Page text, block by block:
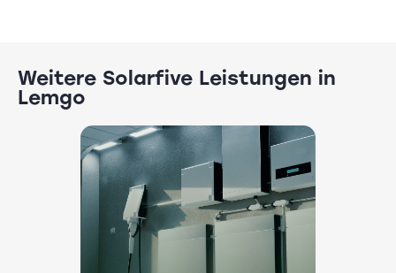
Weitere Solarfive Leistungen in
Lemgo